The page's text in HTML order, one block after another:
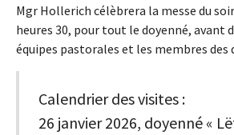
Mgr Hollerich célèbrera la messe du
heures 30, pour tout le doyenné, avant
équipes pastorales et les membres des
Calendrier des visites :
26 janvier 2026, doyenné «